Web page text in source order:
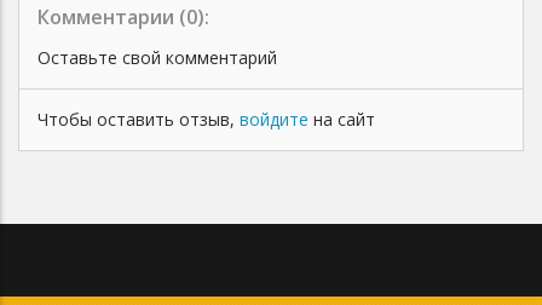
Комментарии (0):
Оставьте свой комментарий
Чтобы оставить отзыв, войдите на сайт